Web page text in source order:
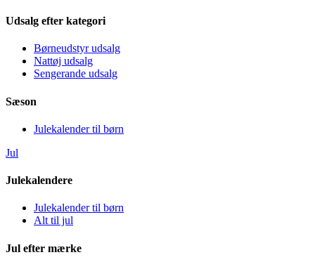
Udsalg efter kategori
Børneudstyr udsalg
Nattøj udsalg
Sengerande udsalg
Sæson
Julekalender til børn
Jul
Julekalendere
Julekalender til børn
Alt til jul
Jul efter mærke